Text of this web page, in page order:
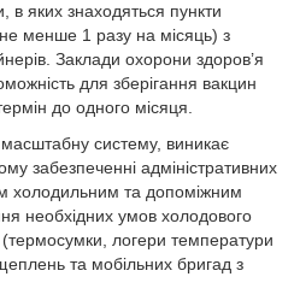
в яких знаходяться пункти
менше 1 разу на місяць) з
Заклади охорони здоров’я
для зберігання вакцин
до одного місяця.
систему, виникає
забезпеченні адміністративних
холодильним та допоміжним
необхідних умов холодового
(термосумки, логери температури
та мобільних бригад з